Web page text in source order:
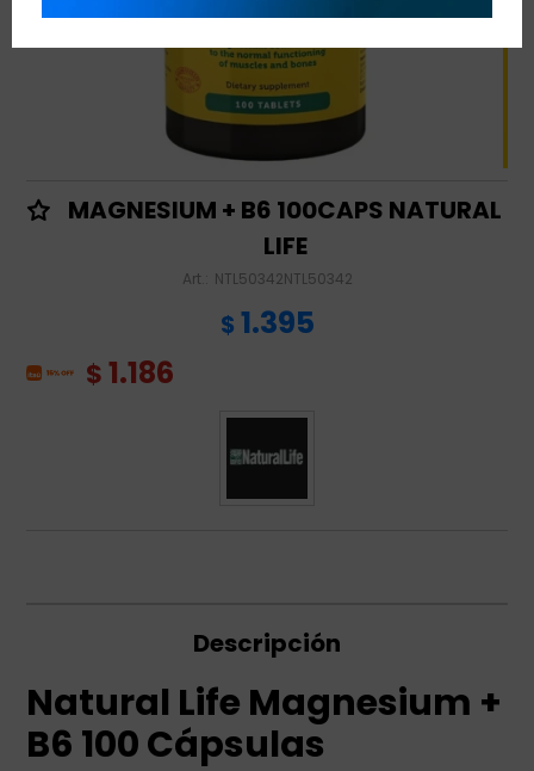
MAGNESIUM + B6 100CAPS NATURAL
LIFE
NTL50342NTL50342
$ 1.395
$ 1.186
Descripción
Natural Life Magnesium +
B6 100 Cápsulas